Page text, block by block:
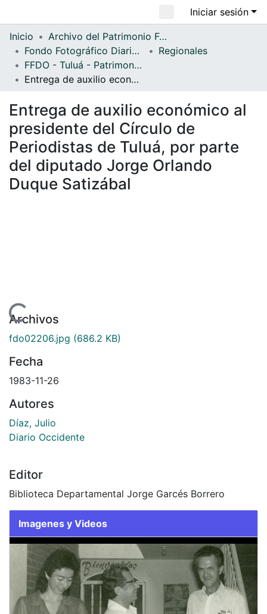
Comunidades
Inicio
FFDO - Tuluá - Patrimonial
Entrega de auxilio económico al presidente del Círculo de Periodistas de Tuluá, por parte del diputado Jorge Orlando Duque Satizábal
Entrega de auxilio económico al
presidente del Círculo de
Periodistas de Tuluá, por parte
Archivos
fdo02206.jpg
Fecha
1983-11-26
Diario Occidente
Editor
Biblioteca Departamental Jorge Garcés Borrero
Imagenes y Videos
Slide 1 of 1